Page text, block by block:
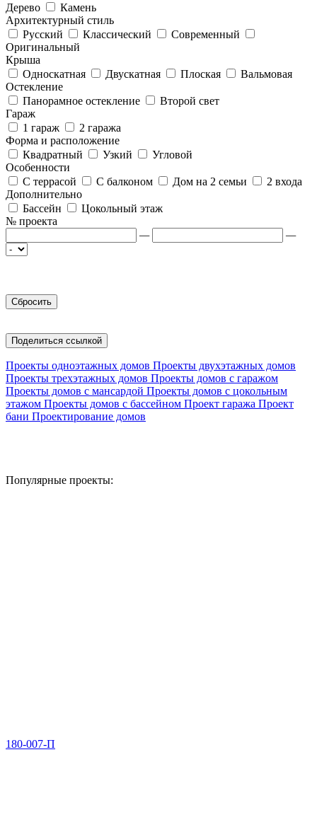
Дерево
Камень
Архитектурный стиль
Русский
Классический
Современный
Оригинальный
Крыша
Односкатная
Двускатная Плоская
Вальмовая
Остекление
Панорамное остекление
Второй свет
Гараж
1 гараж
2 гаража
Форма и расположение
Квадратный
Узкий
Угловой
Особенности
С террасой
С балконом Дом на 2 семьи
2 входа
Дополнительно
Бассейн
Цокольный этаж
№ проекта
—
—
Поделиться ссылкой
Проекты одноэтажных домов Проекты двухэтажных домов
Проекты трехэтажных домов Проекты домов с гаражом
Проекты домов с мансардой Проекты домов с цокольным
этажом Проекты домов с бассейном Проект гаража Проект
бани Проектирование домов
Популярные проекты:
180-007-П